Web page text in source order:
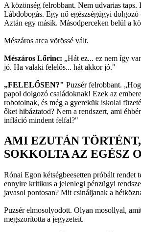
A közönség felrobbant. Nem udvarias taps.
Lábdobogás. Egy nő egészségügyi
Aztán egy másik. Másodperceken belül a
Mészáros arca vörössé vált.
Mészáros Lőrinc: „Hát ez... ez nem így
jó. Ha valaki felelős... hát akkor jó."
„FELELŐSEN?" Puzsér felrobbant.
papol dolgozó családoknak! Ezek az
robotolnak, és még a gyerekük iskolai
őket hibáztatod? Nem a rendszert, ami
infláció mindent felfal?"
AMI EZUTÁN
SOKKOLTA AZ EGÉSZ
Rónai Egon kétségbeesetten próbált rendet
ennyire kritikus a jelenlegi pénzügyi
javasol pontosan? Mit csináljanak a
Puzsér elmosolyodott. Olyan mosollyal,
megszorította a jegyzeteit.